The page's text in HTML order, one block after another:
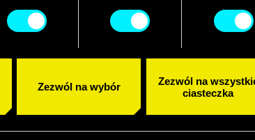
Zezwól na wybór
Zezwól na
ciasteczka